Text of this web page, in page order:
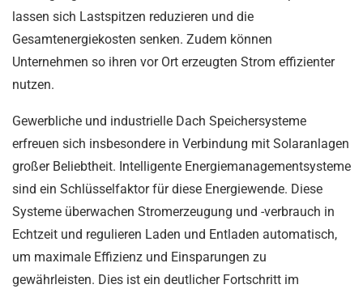
lassen sich Lastspitzen reduzieren und die
Gesamtenergiekosten senken. Zudem können
Unternehmen so ihren vor Ort erzeugten Strom effizienter
nutzen.
Gewerbliche und industrielle Dach Speichersysteme
erfreuen sich insbesondere in Verbindung mit Solaranlagen
großer Beliebtheit. Intelligente Energiemanagementsysteme
sind ein Schlüsselfaktor für diese Energiewende. Diese
Systeme überwachen Stromerzeugung und -verbrauch in
Echtzeit und regulieren Laden und Entladen automatisch,
um maximale Effizienz und Einsparungen zu
gewährleisten. Dies ist ein deutlicher Fortschritt im